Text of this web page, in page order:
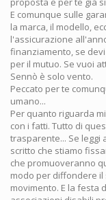
E comunque sulle
la marca, il modello,
l'assicurazione
finanziamento, se
per il mutuo. Se vuoi
Sennò è solo vento.
Peccato per te
umano...
Per quanto riguarda
con i fatti. Tutto di
trasparente... Se
scritto che stiamo
che promuoveranno
modo per diffondere
movimento. E la festa